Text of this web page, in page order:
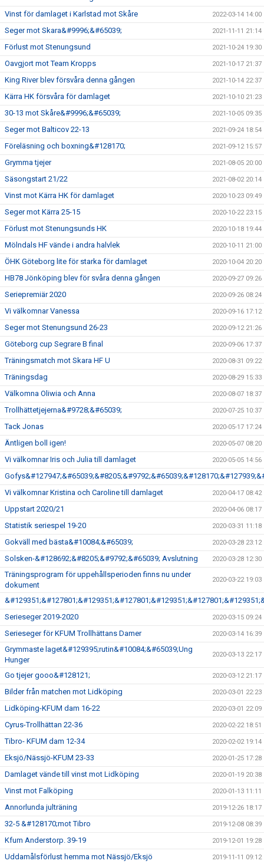
Vinst för damlaget i Karlstad mot Skåre 2022-03-14 14:00
Seger mot Skara&#9996;&#65039; 2021-11-11 21:14
Förlust mot Stenungsund 2021-10-24 19:30
Oavgjort mot Team Kropps 2021-10-17 21:37
King River blev försvåra denna gången 2021-10-14 22:37
Kärra HK försvåra för damlaget 2021-10-10 21:23
30-13 mot Skåre&#9996;&#65039; 2021-10-05 09:35
Seger mot Balticov 22-13 2021-09-24 18:54
Föreläsning och boxning&#128170; 2021-09-12 15:57
Grymma tjejer 2021-08-05 20:00
Säsongstart 21/22 2021-08-02 20:14
Vinst mot Kärra HK för damlaget 2020-10-23 09:49
Seger mot Kärra 25-15 2020-10-22 23:15
Förlust mot Stenungsunds HK 2020-10-18 19:44
Mölndals HF vände i andra halvlek 2020-10-11 21:00
ÖHK Göteborg lite för starka för damlaget 2020-10-04 20:20
HB78 Jönköping blev för svåra denna gången 2020-09-27 09:26
Seriepremiär 2020 2020-09-26 08:24
Vi välkomnar Vanessa 2020-09-16 17:12
Seger mot Stenungsund 26-23 2020-09-12 21:26
Göteborg cup Segrare B final 2020-09-06 17:37
Träningsmatch mot Skara HF U 2020-08-31 09:22
Träningsdag 2020-08-29 15:33
Välkomna Oliwia och Anna 2020-08-07 18:37
Trollhättetjejerna&#9728;&#65039; 2020-07-25 10:37
Tack Jonas 2020-05-17 17:24
Äntligen boll igen! 2020-05-07 08:20
Vi välkomnar Iris och Julia till damlaget 2020-05-05 14:56
Vi välkomnar Kristina och Caroline till damlaget
2020-04-17 08:42
Uppstart 2020/21 2020-04-06 08:17
Statistik seriespel 19-20 2020-03-31 11:18
Gokväll med bästa&#10084;&#65039; 2020-03-28 23:12
Solsken-&#128692;&#8205;&#9792;&#65039; Avslutning 2020-03-28 12:30
Träningsprogram för uppehållsperioden finns nu under
dokument
2020-03-22 19:03
Serieseger 2019-2020
2020-03-15 09:24
Serieseger för KFUM Trollhättans Damer 2020-03-14 16:39
Grymmaste laget&#129395;rutin&#10084;&#65039;Ung
Hunger
2020-03-13 22:17
Go tjejer gooo&#128121; 2020-03-12 21:17
Bilder från matchen mot Lidköping 2020-03-01 22:23
Lidköping-KFUM dam 16-22 2020-03-01 22:09
Cyrus-Trollhättan 22-36 2020-02-22 18:51
Tibro- KFUM dam 12-34 2020-02-02 19:14
Eksjö/Nässjö-KFUM 23-33 2020-01-25 17:28
Damlaget vände till vinst mot Lidköping 2020-01-19 20:38
Vinst mot Falköping 2020-01-13 11:11
Annorlunda julträning 2019-12-26 18:17
32-5 &#128170;mot Tibro 2019-12-08 08:39
Kfum Anderstorp. 39-19 2019-12-01 19:28
Uddamålsförlust hemma mot Nässjö/Eksjö 2019-11-11 09:12